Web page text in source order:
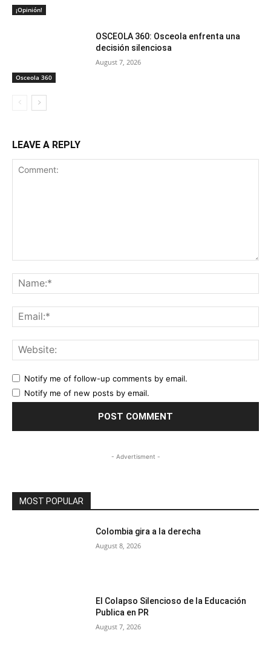
¡Opinión!
Osceola 360
OSCEOLA 360: Osceola enfrenta una
decisión silenciosa
August 7, 2026
LEAVE A REPLY
Notify me of follow-up comments by email.
Notify me of new posts by email.
- Advertisment -
MOST POPULAR
Colombia gira a la derecha
August 8, 2026
El Colapso Silencioso de la Educación
Publica en PR
August 7, 2026